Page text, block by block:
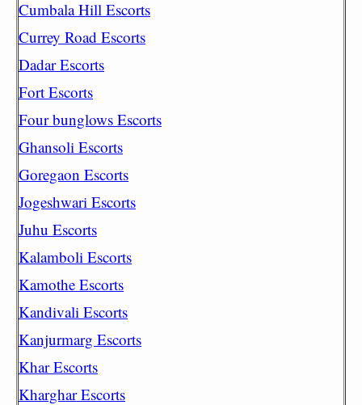
Cumbala Hill Escorts
Currey Road Escorts
Dadar Escorts
Fort Escorts
Four bunglows Escorts
Ghansoli Escorts
Goregaon Escorts
Jogeshwari Escorts
Juhu Escorts
Kalamboli Escorts
Kamothe Escorts
Kandivali Escorts
Kanjurmarg Escorts
Khar Escorts
Kharghar Escorts